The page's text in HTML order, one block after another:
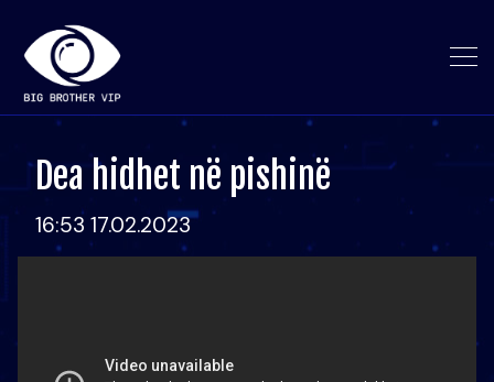
Dea hidhet në pishinë
16:53 17.02.2023